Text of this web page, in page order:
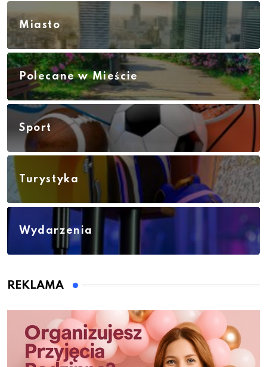
Miasto
Polecane w Mieście
Sport
Turystyka
Wydarzenia
REKLAMA